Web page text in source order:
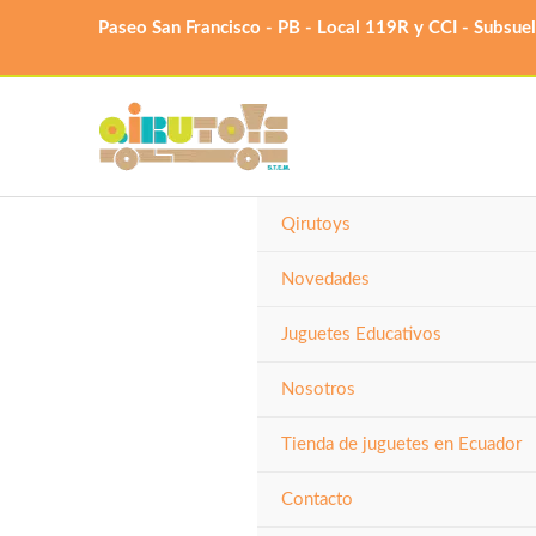
contenido
Paseo San Francisco - PB - Local 119R y CCI -
Qirutoys
Novedades
Juguetes Educativos
Nosotros
Tienda de juguetes en Ecuador
Contacto